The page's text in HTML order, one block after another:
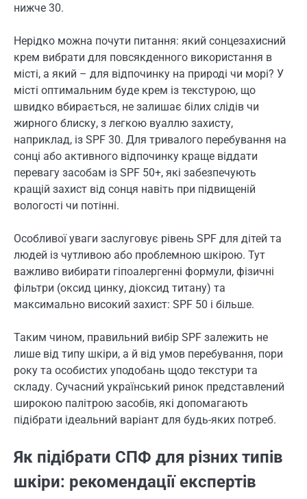
нижче 30.
Нерідко можна почути питання: який сонцезахисний
крем вибрати для повсякденного використання в
місті, а який – для відпочинку на природі чи морі? У
місті оптимальним буде крем із текстурою, що
швидко вбирається, не залишає білих слідів чи
жирного блиску, з легкою вуаллю захисту,
наприклад, із SPF 30. Для тривалого перебування на
сонці або активного відпочинку краще віддати
перевагу засобам із SPF 50+, які забезпечують
кращій захист від сонця навіть при підвищеній
вологості чи потінні.
Особливої уваги заслуговує рівень SPF для дітей та
людей із чутливою або проблемною шкірою. Тут
важливо вибирати гіпоалергенні формули, фізичні
фільтри (оксид цинку, діоксид титану) та
максимально високий захист: SPF 50 і більше.
Таким чином, правильний вибір SPF залежить не
лише від типу шкіри, а й від умов перебування, пори
року та особистих уподобань щодо текстури та
складу. Сучасний український ринок представлений
широкою палітрою засобів, які допомагають
підібрати ідеальний варіант для будь-яких потреб.
Як підібрати СПФ для різних типів
шкіри: рекомендації експертів